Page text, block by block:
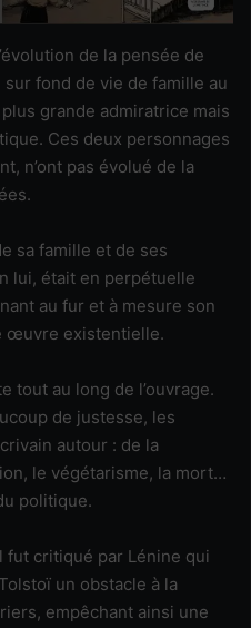
de la pensée de
fond de vie de famille au
grande admiratrice mais
Ces deux personnages
n’ont pas évolué de la
sa famille et de ses
lui, était en perpétuelle
au fur et à mesure son
œuvre existentielle.
tout au long de l’ouvrage.
de justesse, les
autour : de la
le végétarisme, la mort…
politique.
fut critiqué par Lénine qui
un obstacle à la
empêchant ainsi une